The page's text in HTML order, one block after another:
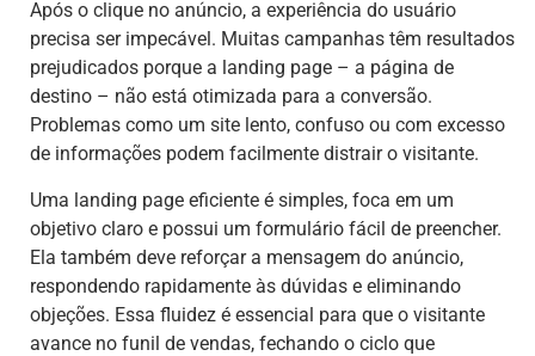
Após o clique no anúncio, a experiência do usuário
precisa ser impecável. Muitas campanhas têm resultados
prejudicados porque a landing page – a página de
destino – não está otimizada para a conversão.
Problemas como um site lento, confuso ou com excesso
de informações podem facilmente distrair o visitante.
Uma landing page eficiente é simples, foca em um
objetivo claro e possui um formulário fácil de preencher.
Ela também deve reforçar a mensagem do anúncio,
respondendo rapidamente às dúvidas e eliminando
objeções. Essa fluidez é essencial para que o visitante
avance no funil de vendas, fechando o ciclo que